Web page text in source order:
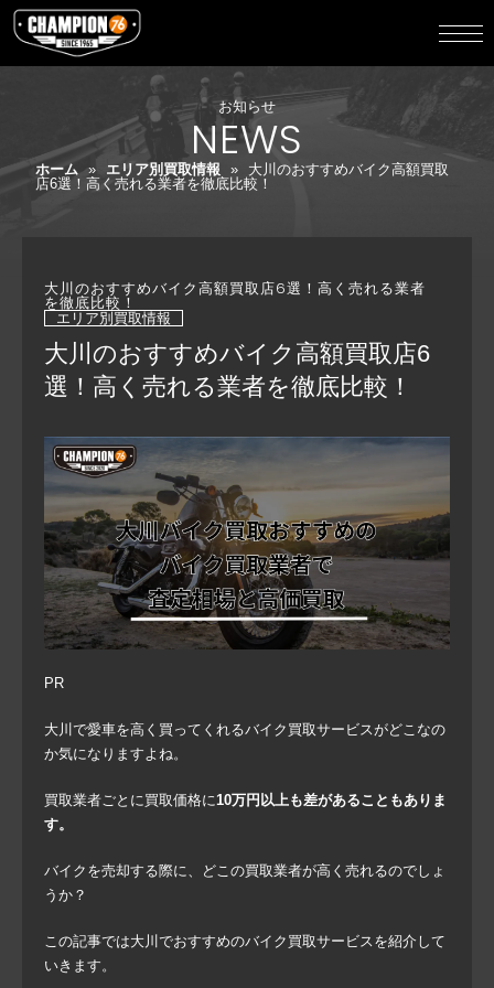
お知らせ
NEWS
ホーム » エリア別買取情報 »
大川のおすすめバイク高額買取
店6選！高く売れる業者を徹底比較！
大川のおすすめバイク高額買取店6選！高く売れる業者
を徹底比較！
エリア別買取情報
大川のおすすめバイク高額買取店6
選！高く売れる業者を徹底比較！
PR
大川で愛車を高く買ってくれるバイク買取サービスがどこなの
か気になりますよね。
買取業者ごとに買取価格に10万円以上も差があることもありま
す。
バイクを売却する際に、どこの買取業者が高く売れるのでしょ
うか？
この記事では大川でおすすめのバイク買取サービスを紹介して
いきます。